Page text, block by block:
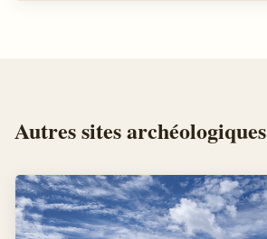
Autressites archéologiques